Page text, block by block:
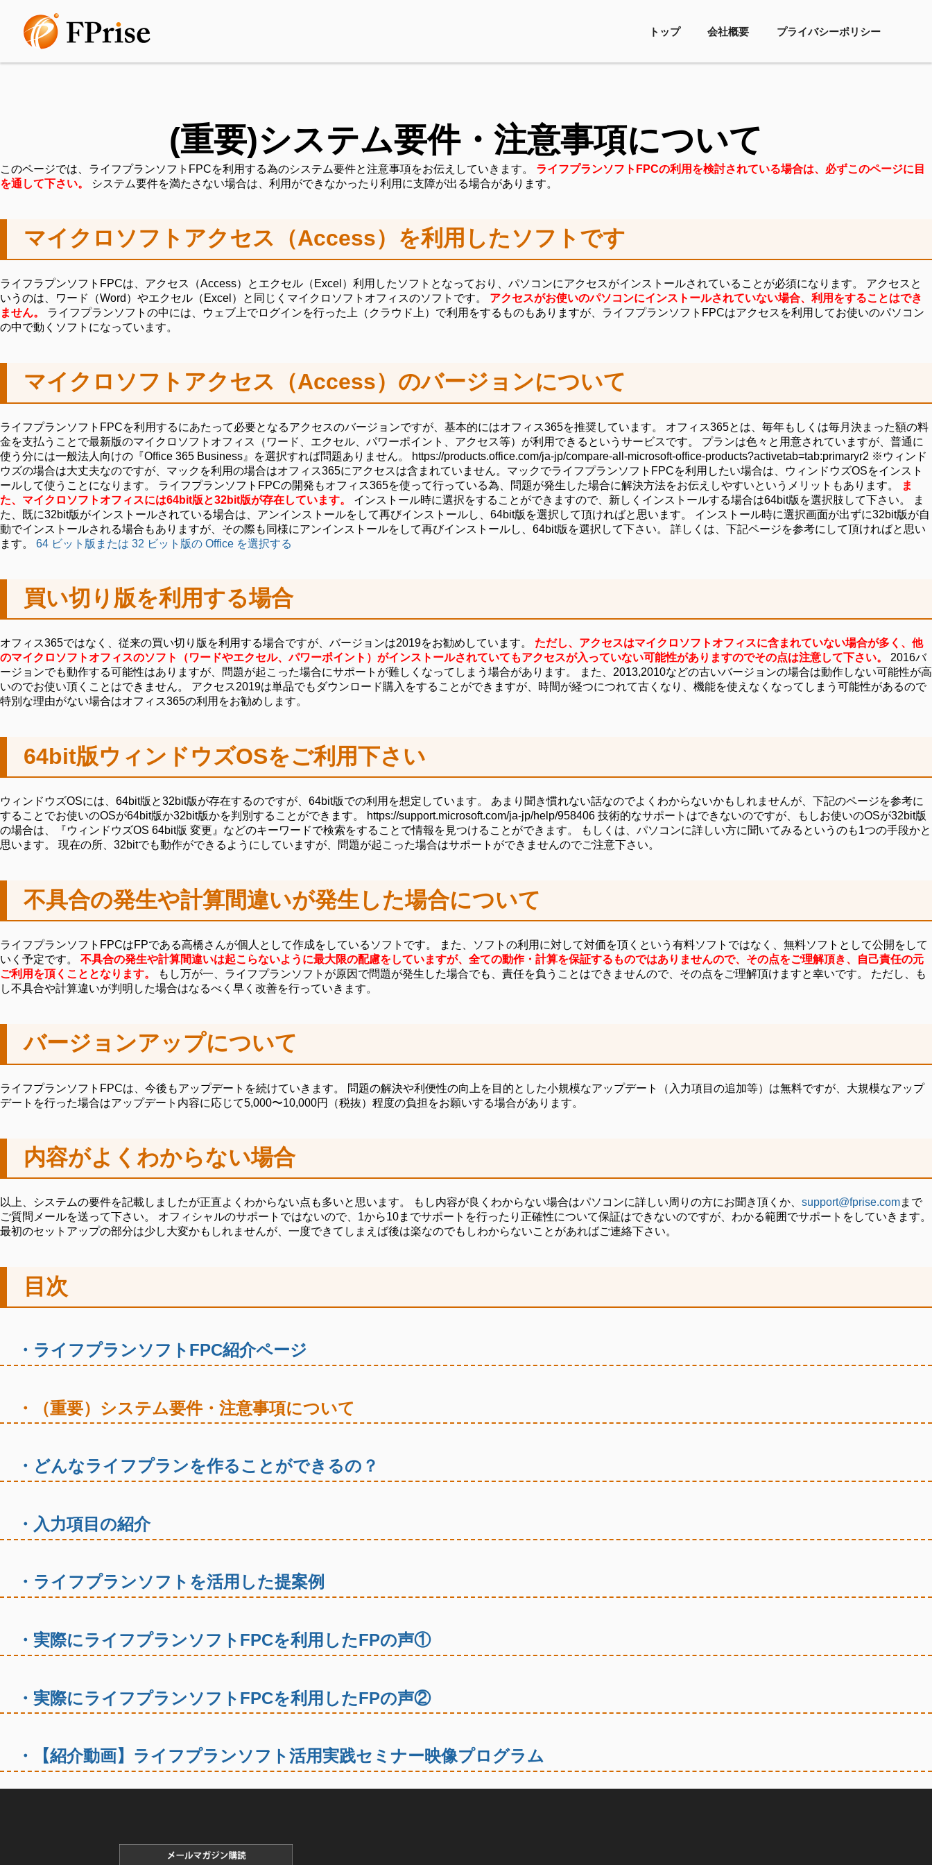
トップ 会社概要 プライバシーポリシー
(重要)システム要件・注意事項について
このページでは、ライフプランソフトFPCを利用する為のシステム要件と注意事項をお伝えしていきます。 ライフプランソフトFPCの利用を検討されている場合は、必ずこのページに目
を通して下さい。
システム要件を満たさない場合は、利用ができなかったり利用に支障が出る場合があります。
マイクロソフトアクセス（Access）を利用したソフトです
ライフラプンソフトFPCは、アクセス（Access）とエクセル（Excel）利用したソフトとなっており、パソコンにアクセスがインストールされていることが必須になります。 アクセスと
いうのは、ワード（Word）やエクセル（Excel）と同じくマイクロソフトオフィスのソフトです。 アクセスがお使いのパソコンにインストールされていない場合、利用をすることはでき
ません。
ライフプランソフトの中には、ウェブ上でログインを行った上（クラウド上）で利用をするものもありますが、ライフプランソフトFPCはアクセスを利用してお使いのパソコン
の中で動くソフトになっています。
マイクロソフトアクセス（Access）のバージョンについて
ライフプランソフトFPCを利用するにあたって必要となるアクセスのバージョンですが、基本的にはオフィス365を推奨しています。
オフィス365とは、毎年もしくは毎月決まった額の料
金を支払うことで最新版のマイクロソフトオフィス（ワード、エクセル、パワーポイント、アクセス等）が利用できるというサービスです。 プランは色々と用意されていますが、普通に
使う分には一般法人向けの『Office 365 Business』を選択すれば問題ありません。 https://products.office.com/ja-jp/compare-all-microsoft-office-products?activetab=tab:primaryr2 ※ウィンド
ウズの場合は大丈夫なのですが、マックを利用の場合はオフィス365にアクセスは含まれていません。マックでライフプランソフトFPCを利用したい場合は、ウィンドウズOSをインスト
ールして使うことになります。 ライフプランソフトFPCの開発もオフィス365を使って行っている為、問題が発生した場合に解決方法をお伝えしやすいというメリットもあります。
ま
た、マイクロソフトオフィスには64bit版と32bit版が存在しています。
インストール時に選択をすることができますので、新しくインストールする場合は64bit版を選択肢して下さい。 ま
た、既に32bit版がインストールされている場合は、アンインストールをして再びインストールし、64bit版を選択して頂ければと思います。 インストール時に選択画面が出ずに32bit版が自
動でインストールされる場合もありますが、その際も同様にアンインストールをして再びインストールし、64bit版を選択して下さい。 詳しくは、下記ページを参考にして頂ければと思い
ます。 64 ビット版または 32 ビット版の Office を選択する
買い切り版を利用する場合
オフィス365ではなく、従来の買い切り版を利用する場合ですが、バージョンは2019をお勧めしています。 ただし、アクセスはマイクロソフトオフィスに含まれていない場合が多く、他
のマイクロソフトオフィスのソフト（ワードやエクセル、パワーポイント）がインストールされていてもアクセスが入っていない可能性がありますのでその点は注意して下さい。
2016バ
ージョンでも動作する可能性はありますが、問題が起こった場合にサポートが難しくなってしまう場合があります。 また、2013,2010などの古いバージョンの場合は動作しない可能性が高
いのでお使い頂くことはできません。 アクセス2019は単品でもダウンロード購入をすることができますが、時間が経つにつれて古くなり、機能を使えなくなってしまう可能性があるので
特別な理由がない場合はオフィス365の利用をお勧めします。
64bit版ウィンドウズOSをご利用下さい
ウィンドウズOSには、64bit版と32bit版が存在するのですが、64bit版での利用を想定しています。 あまり聞き慣れない話なのでよくわからないかもしれませんが、下記のページを参考に
することでお使いのOSが64bit版か32bit版かを判別することができます。 https://support.microsoft.com/ja-jp/help/958406 技術的なサポートはできないのですが、もしお使いのOSが32bit版
の場合は、『ウィンドウズOS 64bit版 変更』などのキーワードで検索をすることで情報を見つけることができます。 もしくは、パソコンに詳しい方に聞いてみるというのも1つの手段かと
思います。 現在の所、32bitでも動作ができるようにしていますが、問題が起こった場合はサポートができませんのでご注意下さい。
不具合の発生や計算間違いが発生した場合について
ライフプランソフトFPCはFPである高橋さんが個人として作成をしているソフトです。 また、ソフトの利用に対して対価を頂くという有料ソフトではなく、無料ソフトとして公開をして
いく予定です。 不具合の発生や計算間違いは起こらないように最大限の配慮をしていますが、全ての動作・計算を保証するものではありませんので、その点をご理解頂き、自己責任の元
ご利用を頂くこととなります。
もし万が一、ライフプランソフトが原因で問題が発生した場合でも、責任を負うことはできませんので、その点をご理解頂けますと幸いです。 ただし、も
し不具合や計算違いが判明した場合はなるべく早く改善を行っていきます。
バージョンアップについて
ライフプランソフトFPCは、今後もアップデートを続けていきます。 問題の解決や利便性の向上を目的とした小規模なアップデート（入力項目の追加等）は無料ですが、大規模なアップ
デートを行った場合はアップデート内容に応じて5,000〜10,000円（税抜）程度の負担をお願いする場合があります。
内容がよくわからない場合
以上、システムの要件を記載しましたが正直よくわからない点も多いと思います。 もし内容が良くわからない場合はパソコンに詳しい周りの方にお聞き頂くか、 support@fprise.comまで
ご質問メールを送って下さい。 オフィシャルのサポートではないので、1から10までサポートを行ったり正確性について保証はできないのですが、わかる範囲でサポートをしていきます。
最初のセットアップの部分は少し大変かもしれませんが、一度できてしまえば後は楽なのでもしわからないことがあればご連絡下さい。
目次
・ライフプランソフトFPC紹介ページ
・（重要）システム要件・注意事項について
・どんなライフプランを作ることができるの？
・入力項目の紹介
・ライフプランソフトを活用した提案例
・実際にライフプランソフトFPCを利用したFPの声①
・実際にライフプランソフトFPCを利用したFPの声②
・【紹介動画】ライフプランソフト活用実践セミナー映像プログラム